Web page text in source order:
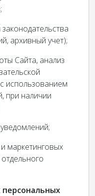
архивный учет);
Сайта, анализ
использованием
при наличии
маркетинговых
персональных